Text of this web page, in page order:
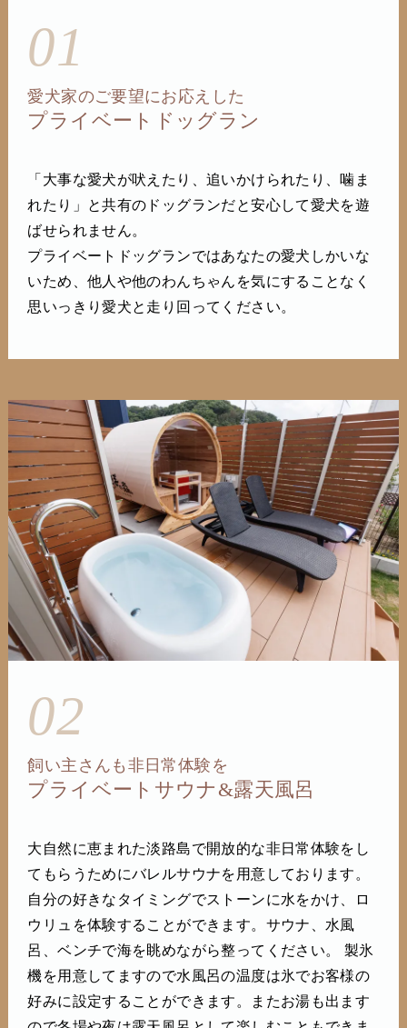
01
愛犬家のご要望にお応えした
プライベートドッグラン
「大事な愛犬が吠えたり、追いかけられたり、噛ま
れたり」と共有のドッグランだと安心して愛犬を遊
ばせられません。
プライベートドッグランではあなたの愛犬しかいな
いため、他人や他のわんちゃんを気にすることなく
思いっきり愛犬と走り回ってください。
02
飼い主さんも非日常体験を
プライベートサウナ&露天風呂
大自然に恵まれた淡路島で開放的な非日常体験をし
てもらうためにバレルサウナを用意しております。
自分の好きなタイミングでストーンに水をかけ、ロ
ウリュを体験することができます。サウナ、水風
呂、ベンチで海を眺めながら整ってください。 製氷
機を用意してますので水風呂の温度は氷でお客様の
好みに設定することができます。またお湯も出ます